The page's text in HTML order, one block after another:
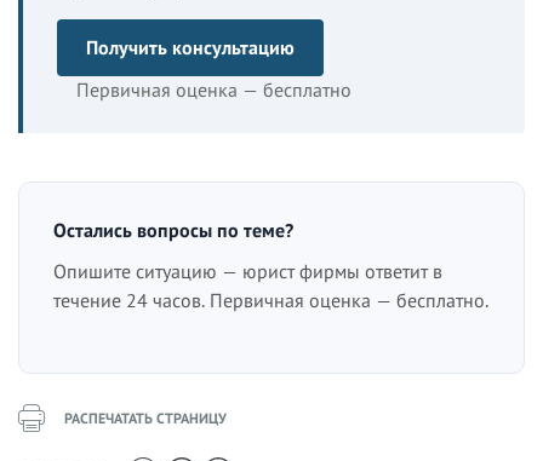
Получить консультацию
Первичная оценка — бесплатно
Остались вопросы по теме?
Опишите ситуацию — юрист фирмы ответит в
течение 24 часов. Первичная оценка — бесплатно.
РАСПЕЧАТАТЬ СТРАНИЦУ